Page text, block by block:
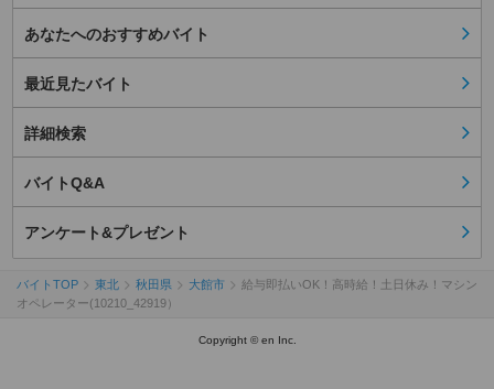
あなたへのおすすめバイト
最近見たバイト
詳細検索
バイトQ&A
アンケート&プレゼント
バイトTOP 東北 秋田県 大館市
給与即払いOK！高時給！土日休み！マシン
オペレーター(10210_42919）
Copyright © en Inc.